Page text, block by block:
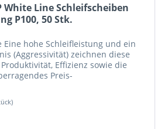
White Line Schleifscheiben
P100, 50 Stk.
Eine hohe Schleifleistung und ein
(Aggressivität) zeichnen diese
Effizienz sowie die
Preis-